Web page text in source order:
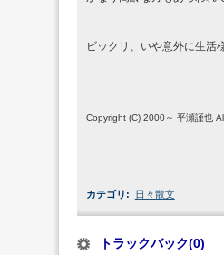
ビックリ、いや意外に生活
Copyright (C) 2000～ 平瀬謹也
カテゴリ : 日々散文
トラックバック(0)